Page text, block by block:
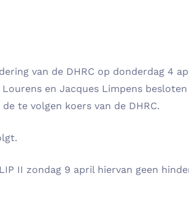
van de DHRC op donderdag 4
en Jacques Limpens
te volgen koers van de DHRC.
II zondag 9 april hiervan geen